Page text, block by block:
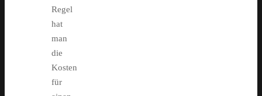
Regel
hat
man
die
Kosten
für